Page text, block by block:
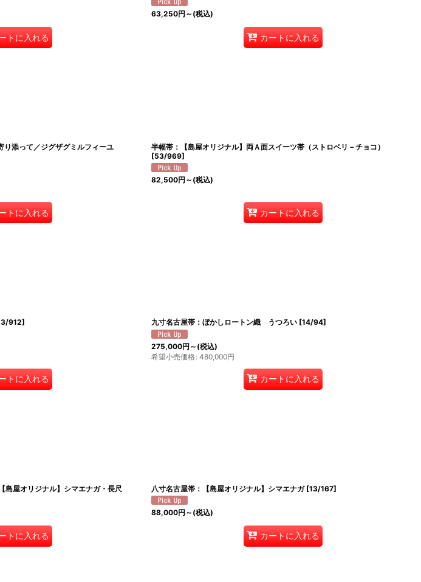
トに入れる
63,250円 ～ (税込)
カートに入れる
添って／ジグザグミルフィーユ
トに入れる
半幅帯：【島屋オリジナル】両Ａ面スイーツ帯（ストロベリ－チョコ）
[53/969]
82,500円 ～ (税込)
カートに入れる
912]
トに入れる
九寸名古屋帯：ぼかしロートン織 うつろい [14/94]
275,000円 ～ (税込)
希望小売価格: 480,000円
カートに入れる
島屋オリジナル】シマエナガ・長尺
トに入れる
八寸名古屋帯：【島屋オリジナル】シマエナガ [13/167]
88,000円 ～ (税込)
カートに入れる